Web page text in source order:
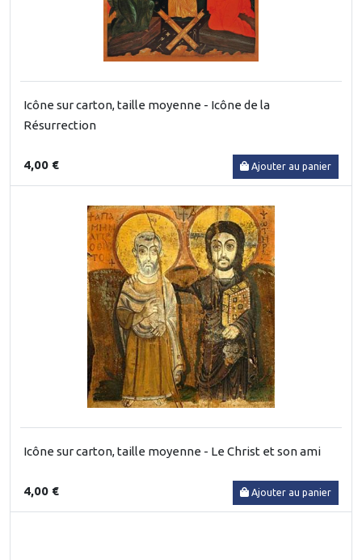
Icône sur carton, taille moyenne - Icône de la
Résurrection
4,00 € Ajouter au panier
Icône sur carton, taille moyenne - Le Christ et son ami
4,00 € Ajouter au panier